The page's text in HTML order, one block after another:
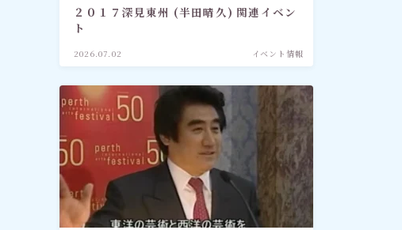
２０１７深見東州 (半田晴久) 関連イベン
ト
2026.07.02 イベント情報